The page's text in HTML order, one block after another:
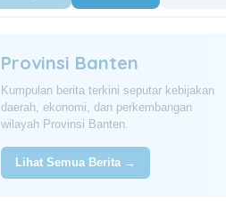
Provinsi Banten
Kumpulan berita terkini seputar kebijakan
daerah, ekonomi, dan perkembangan
wilayah Provinsi Banten.
Lihat Semua Berita →